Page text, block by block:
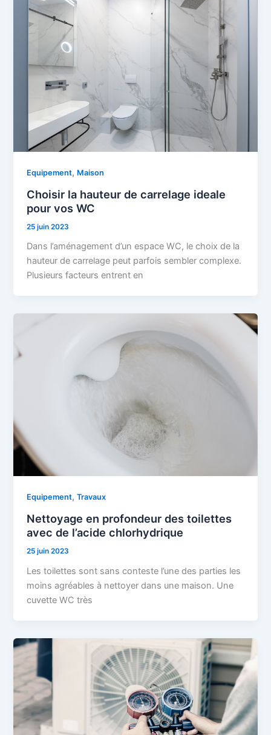
Equipement, Maison
Choisir la hauteur de carrelage ideale
pour vos WC
25 juin 2023
Dans l’aménagement d’un espace WC, le choix de la
hauteur de carrelage peut parfois sembler complexe.
Plusieurs facteurs entrent en
Equipement,Travaux
Nettoyage en profondeur des toilettes
avec de l’acide chlorhydrique
25 juin 2023
Les toilettes sont sans conteste l’une des parties les
moins agréables à nettoyer dans une maison. Une
cuvette WC très